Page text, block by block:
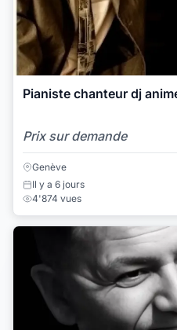
Pianiste chanteur dj
Prix sur demande
Genève
Il y a 6 jours
4'874 vues